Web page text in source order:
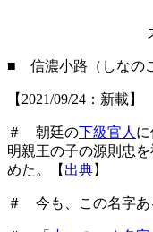
■ 信濃小路（しなの
【2021/09/24：新載】
＃ 朝廷の下級官人
明親王の子の源則忠
めた。【 出典】
＃ 今も、この名字あ